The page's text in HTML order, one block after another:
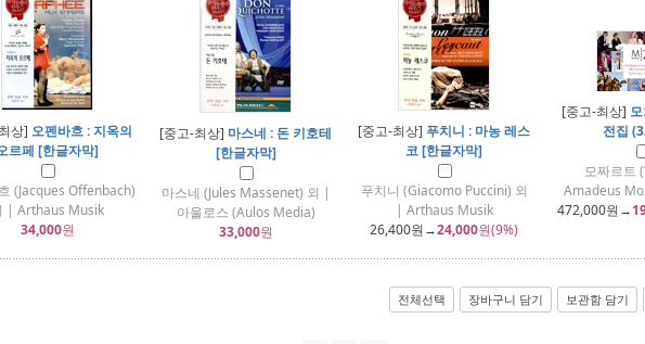
상] 오펜바흐 : 지옥의
르페 [한글자막]
(Jacques Offenbach)
| Arthaus Musik
34,000원
[중고-최상] 마스네 : 돈 키호테
[한글자막]
마스네 (Jules Massenet) 외 |
아울로스 (Aulos Media)
33,000원
[중고-최상] 푸치니 : 마농 레스
코 [한글자막]
푸치니 (Giacomo Puccini) 외
| Arthaus Musik
26,400원→24,000원(9%)
[중고-최상]
전집
모짜르트
Amadeus
472,000원→
전체선택 장바구니 담기 보관함 담기